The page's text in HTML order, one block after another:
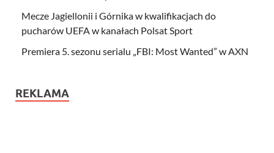
Mecze Jagiellonii i Górnika w kwalifikacjach do
pucharów UEFA w kanałach Polsat Sport
Premiera 5. sezonu serialu „FBI: Most Wanted” w AXN
REKLAMA